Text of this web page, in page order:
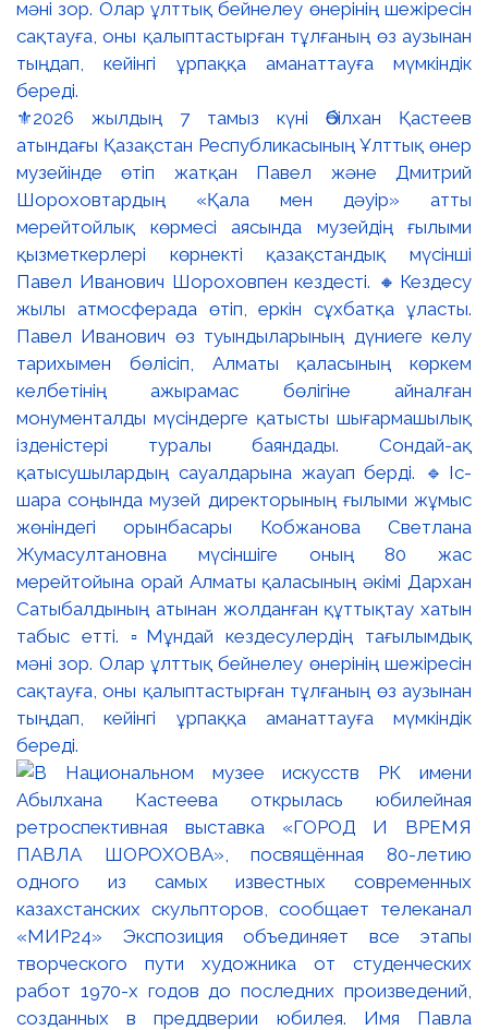
⚜️2026 жылдың 7 тамыз күні Әбілхан Қастеев
атындағы Қазақстан Республикасының Ұлттық өнер
музейінде өтіп жатқан Павел және Дмитрий
Шороховтардың «Қала мен дәуір» атты
мерейтойлық көрмесі аясында музейдің ғылыми
қызметкерлері көрнекті қазақстандық мүсінші
Павел Иванович Шороховпен кездесті. 🔸Кездесу
жылы атмосферада өтіп, еркін сұхбатқа ұласты.
Павел Иванович өз туындыларының дүниеге келу
тарихымен бөлісіп, Алматы қаласының көркем
келбетінің ажырамас бөлігіне айналған
монументалды мүсіндерге қатысты шығармашылық
ізденістері туралы баяндады. Сондай-ақ
қатысушылардың сауалдарына жауап берді. 🔹Іс-
шара соңында музей директорының ғылыми жұмыс
жөніндегі орынбасары Кобжанова Светлана
Жумасултановна мүсіншіге оның 80 жас
мерейтойына орай Алматы қаласының әкімі Дархан
Сатыбалдының атынан жолданған құттықтау хатын
табыс етті. ▫️Мұндай кездесулердің тағылымдық
мәні зор. Олар ұлттық бейнелеу өнерінің шежіресін
сақтауға, оны қалыптастырған тұлғаның өз аузынан
тыңдап, кейінгі ұрпаққа аманаттауға мүмкіндік
береді.